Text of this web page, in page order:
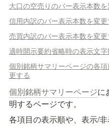
大口の空売りのバー表示本数
信用内訳のバー表示本数を変更
売買内訳のバー表示本数を変更
適時開示要約省略時の表示文
個別銘柄サマリーページの各
更する
個別銘柄サマリーページに
明するページです。
各項目の表示順や、表示/